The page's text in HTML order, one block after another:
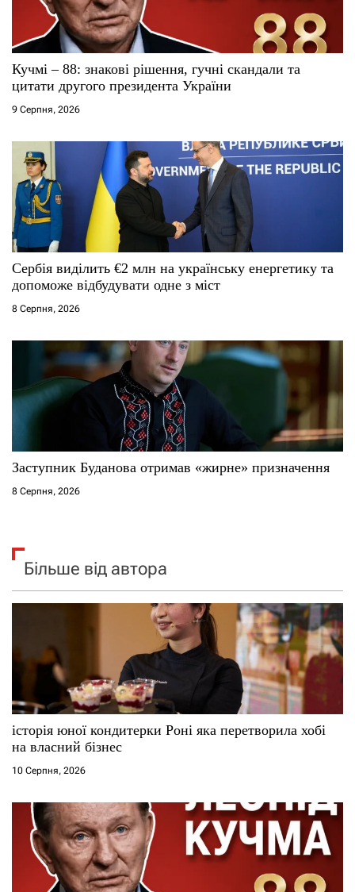
і
в
Кучмі – 88: знакові рішення, гучні скандали та
цитати другого президента України
9 Серпня, 2026
Сербія виділить €2 млн на українську енергетику та
допоможе відбудувати одне з міст
8 Серпня, 2026
Заступник Буданова отримав «жирне» призначення
8 Серпня, 2026
Більше від автора
історія юної кондитерки Роні яка перетворила хобі
на власний бізнес
10 Серпня, 2026